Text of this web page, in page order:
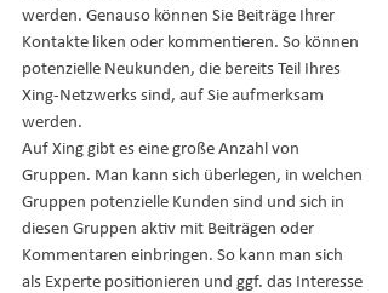
werden. Genauso können Sie Beiträge Ihrer
Kontakte liken oder kommentieren. So können
potenzielle Neukunden, die bereits Teil Ihres
Xing-Netzwerks sind, auf Sie aufmerksam
werden.
Auf Xing gibt es eine große Anzahl von
Gruppen. Man kann sich überlegen, in welchen
Gruppen potenzielle Kunden sind und sich in
diesen Gruppen aktiv mit Beiträgen oder
Kommentaren einbringen. So kann man sich
als Experte positionieren und ggf. das Interesse